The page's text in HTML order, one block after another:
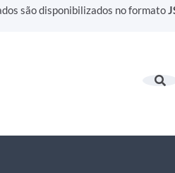
são disponibilizados no formato